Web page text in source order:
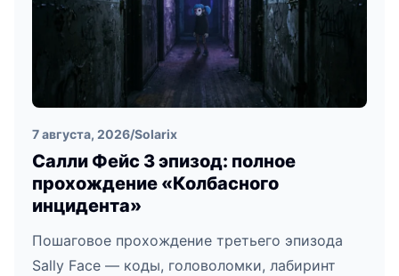
7 августа, 2026/Solarix
Салли Фейс 3 эпизод: полное
прохождение «Колбасного
инцидента»
Пошаговое прохождение третьего эпизода
Sally Face — коды, головоломки, лабиринт